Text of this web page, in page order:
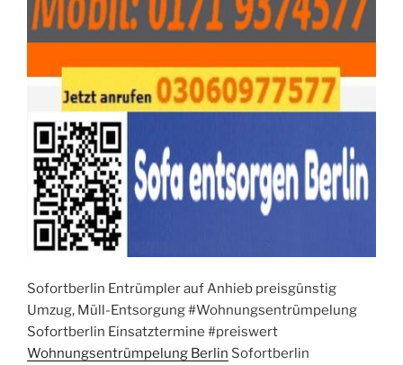
Sofortberlin Entrümpler auf Anhieb preisgünstig
Umzug, Müll-Entsorgung #Wohnungsentrümpelung
Sofortberlin Einsatztermine #preiswert
Wohnungsentrümpelung Berlin Sofortberlin